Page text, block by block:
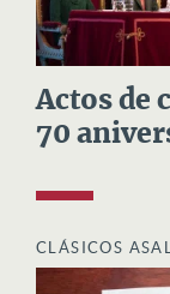
Actos de
70
CLÁSICOS